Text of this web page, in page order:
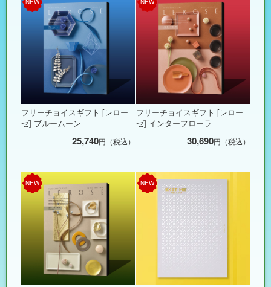
フリーチョイスギフト [レロー
ゼ] ブルームーン
25,740円（税込）
フリーチョイスギフト [レロー
ゼ] インターフローラ
30,690円（税込）
NEW NEW